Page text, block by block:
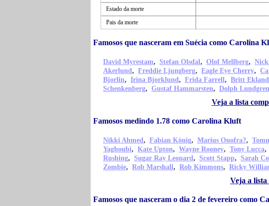
Estado da morte
Pais da morte
Famosos que nasceram em Suécia como Carolina
David Myrestam, Stefan Olsdal, Olof Mellberg,
Akerlund, Freddie Ljungberg, Eagle Eye Cherry,
Bjorlin, Irina Bjorklund, Frida Farrell, Britt Ekland
Schenkenberg, Gustaf Hammarsten, Dolph Lundgren
Veja a lista
Famosos medindo 1.78 como Carolina Kluft
Nikki Ahmed, Fabian König, Marius Onofra?,
Yaghoubi, Kate Upton, Wayne Rooney, Tony Lucca,
Rushing, Sugar Ray Leonard, Scott Stapp, Sarah
Zombie, Rob Marshall, Rob Kimmons, Ricky
Veja a
Famosos que nasceram o dia 2 de fevereiro como